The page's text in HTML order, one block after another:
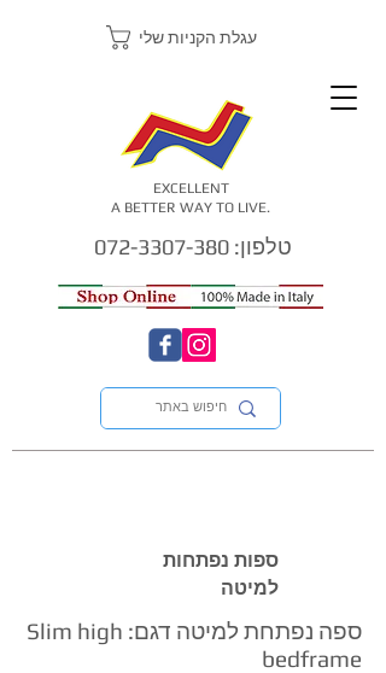
טלפון: 072-3307-380
עגלת הקניות שלי
EXCELLENT
A BETTER WAY TO LIVE.
ספות נפתחות
למיטה
ספה נפתחת למיטה דגם: Slim high
bedframe